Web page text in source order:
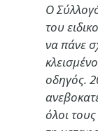
Ο
του
να πάνε
οδηγός.
όλοι